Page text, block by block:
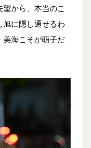
から、本当のこ
旭に隠し通せるわ
美海こそが萌子だ